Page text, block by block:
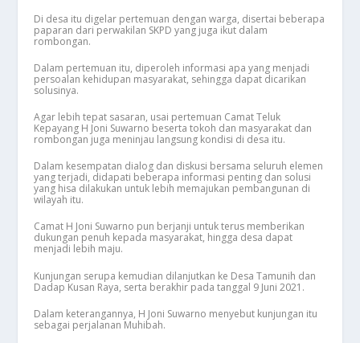
Di desa itu digelar pertemuan dengan warga, disertai beberapa
paparan dari perwakilan SKPD yang juga ikut dalam
rombongan.
Dalam pertemuan itu, diperoleh informasi apa yang menjadi
persoalan kehidupan masyarakat, sehingga dapat dicarikan
solusinya.
Agar lebih tepat sasaran, usai pertemuan Camat Teluk
Kepayang H Joni Suwarno beserta tokoh dan masyarakat dan
rombongan juga meninjau langsung kondisi di desa itu.
Dalam kesempatan dialog dan diskusi bersama seluruh elemen
yang terjadi, didapati beberapa informasi penting dan solusi
yang hisa dilakukan untuk lebih memajukan pembangunan di
wilayah itu.
Camat H Joni Suwarno pun berjanji untuk terus memberikan
dukungan penuh kepada masyarakat, hingga desa dapat
menjadi lebih maju.
Kunjungan serupa kemudian dilanjutkan ke Desa Tamunih dan
Dadap Kusan Raya, serta berakhir pada tanggal 9 Juni 2021.
Dalam keterangannya, H Joni Suwarno menyebut kunjungan itu
sebagai perjalanan Muhibah.